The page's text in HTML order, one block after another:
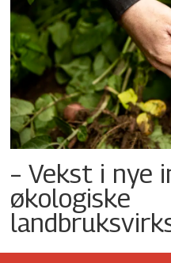
– Vekst i nye
økologiske